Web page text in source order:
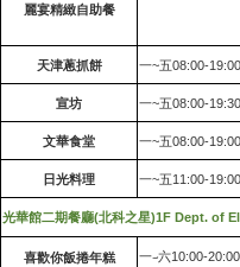
麗宴精緻自助餐
天津蔥抓餅 一~五08:00-
宣坊 一~五08:00-
文華食堂 一~五08:00-
日光料理 一~五11:00-
光華館二期餐廳(北科之星)1F Dept. of
喜歡你飯捲年糕 一~六10:00-